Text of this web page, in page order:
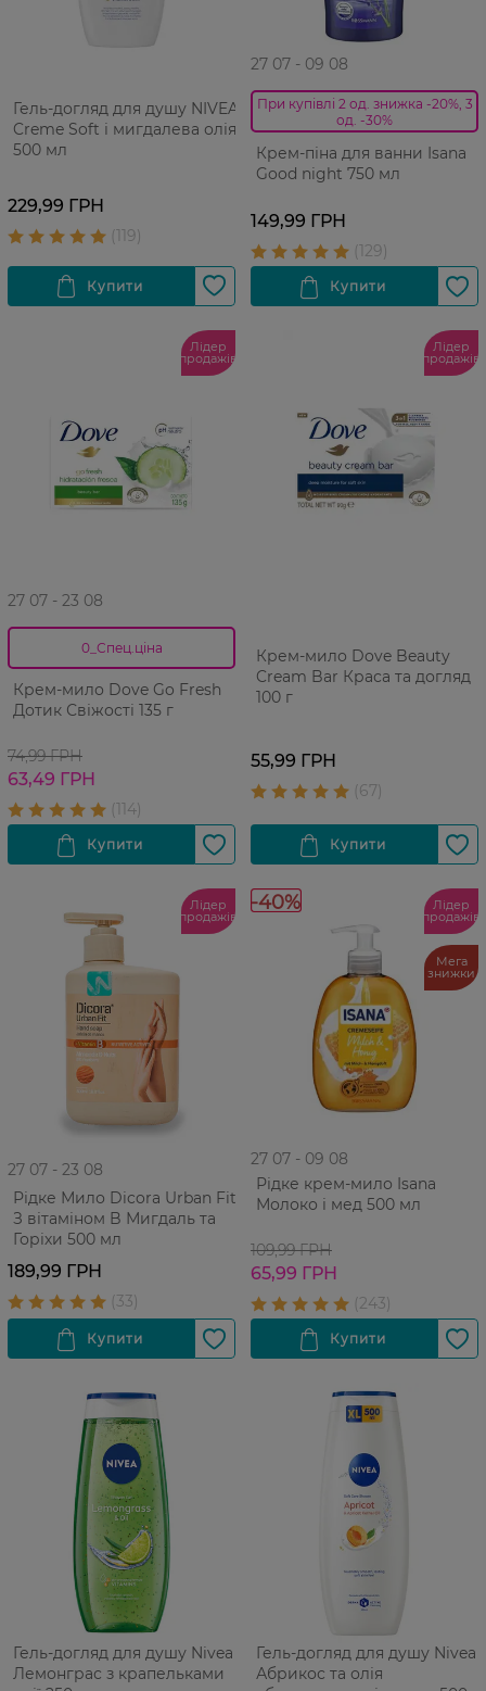
Гель-догляд для душу NIVEA
Creme Soft і мигдалева олія
500 мл
229,99 ГРН
27 07 - 09 08
При купівлі 2 од. знижка -20%, 3
од. -30%
Крем-піна для ванни Isana
Good night 750 мл
149,99 ГРН
Лідер
продажів
27 07 - 23 08
0_Спец.ціна
Крем-мило Dove Go Fresh
Дотик Свіжості 135 г
74,99 ГРН
63,49 ГРН
Лідер
продажів
Крем-мило Dove Beauty
Cream Bar Краса та догляд
100 г
55,99 ГРН
Лідер
продажів
27 07 - 23 08
Рідке Мило Dicora Urban Fit
З вітаміном B Мигдаль та
Горіхи 500 мл
189,99 ГРН
-40% Лідер
продажів
Мега
знижки
27 07 - 09 08
Рідке крем-мило Isana
Молоко і мед 500 мл
109,99 ГРН
65,99 ГРН
Гель-догляд для душу Nivea
Лемонграс з крапельками
Гель-догляд для душу Nivea
Абрикос та олія